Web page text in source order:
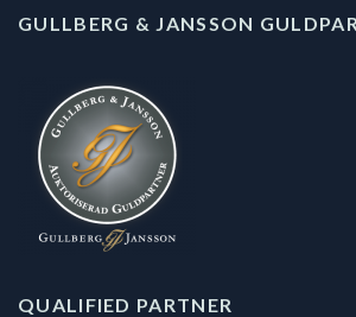
GULLBERG & JANSSON
QUALIFIED PARTNER